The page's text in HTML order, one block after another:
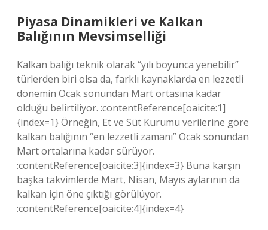
Piyasa Dinamikleri ve Kalkan
Balığının Mevsimselliği
Kalkan balığı teknik olarak “yılı boyunca yenebilir”
türlerden biri olsa da, farklı kaynaklarda en lezzetli
dönemin Ocak sonundan Mart ortasına kadar
olduğu belirtiliyor. :contentReference[oaicite:1]
{index=1} Örneğin, Et ve Süt Kurumu verilerine göre
kalkan balığının “en lezzetli zamanı” Ocak sonundan
Mart ortalarına kadar sürüyor.
:contentReference[oaicite:3]{index=3} Buna karşın
başka takvimlerde Mart, Nisan, Mayıs aylarının da
kalkan için öne çıktığı görülüyor.
:contentReference[oaicite:4]{index=4}